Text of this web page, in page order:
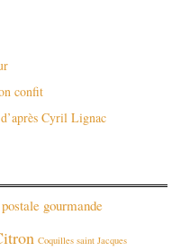
confit
Cyril Lignac
gourmande
Coquilles saint Jacques